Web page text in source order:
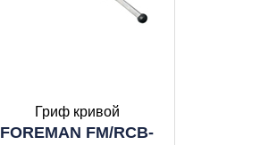
Гриф кривой
FOREMAN FM/RCB-